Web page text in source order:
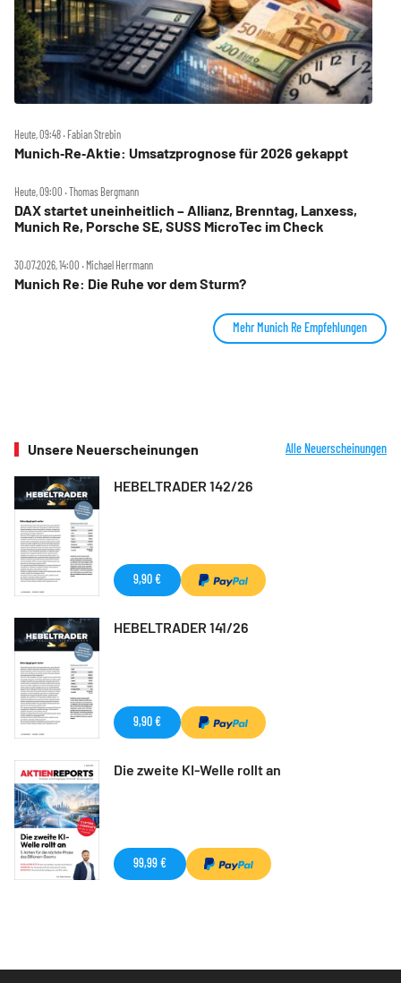
Heute, 09:48 ‧ Fabian Strebin
Munich‑Re‑Aktie: Umsatzprognose für 2026 gekappt
Heute, 09:00 ‧ Thomas Bergmann
DAX startet uneinheitlich – Allianz, Brenntag, Lanxess,
Munich Re, Porsche SE, SUSS MicroTec im Check
30.07.2026, 14:00 ‧ Michael Herrmann
Munich Re: Die Ruhe vor dem Sturm?
Mehr Munich Re Empfehlungen
Unsere Neuerscheinungen Alle Neuerscheinungen
HEBELTRADER 142/26
9,90 €
HEBELTRADER 141/26
9,90 €
Die zweite KI-Welle rollt an
99,99 €